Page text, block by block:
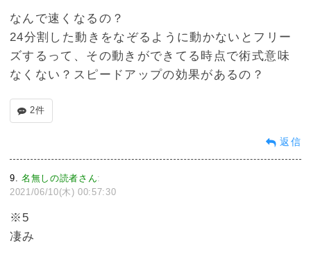
なんで速くなるの？
24分割した動きをなぞるように動かないとフリー
ズするって、その動きができてる時点で術式意味
なくない？スピードアップの効果があるの？
2件
返信
9 名無しの読者さん:
2021/06/10(木) 00:57:30
※5
凄み